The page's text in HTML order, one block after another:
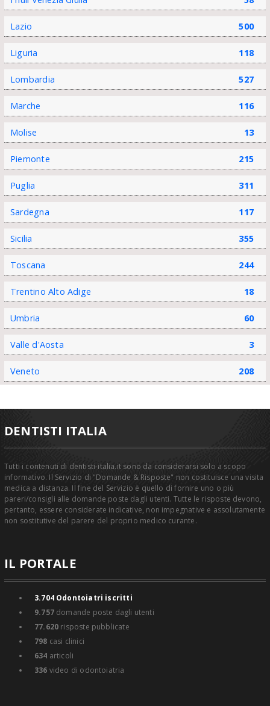
Lazio 500
Liguria 118
Lombardia 527
Marche 116
Molise 13
Piemonte 215
Puglia 311
Sardegna 117
Sicilia 355
Toscana 244
Trentino Alto Adige 18
Umbria 60
Valle d'Aosta 3
Veneto 208
DENTISTI ITALIA
Tutti i contenuti di dentisti-italia.it sono da considerarsi solo a scopo
informativo. Il Servizio di "Domande & Risposte" non costituisce una visita
medica a distanza. Il fine del Servizio è quello di fornire uno o più
pareri/consigli alle domande poste dagli utenti. Tutte le risposte devono,
pertanto, essere considerate indicative, non impegnative e assolutamente
non sostitutive del parere del proprio medico curante.
IL PORTALE
3.704Odontoiatri iscritti
9.757domande poste dagli utenti
77.620 risposte pubblicate
798 casi clinici
634 articoli
336 video di odontoiatria